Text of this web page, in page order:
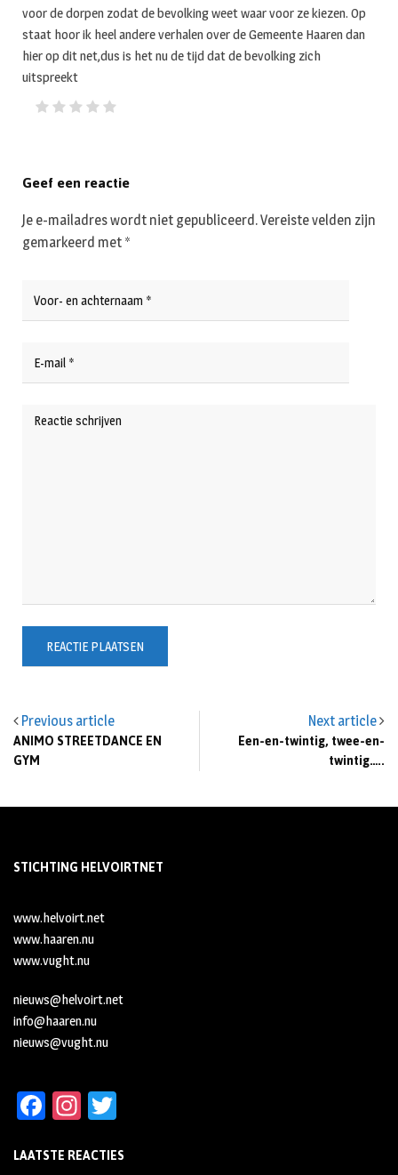
Previous article
ANIMO STREETDANCE EN
GYM
Next article
Een-en-twintig, twee-en-
twintig…..
voor de dorpen zodat de bevolking weet waar voor ze kiezen. Op
staat hoor ik heel andere verhalen over de Gemeente Haaren dan
hier op dit net,dus is het nu de tijd dat de bevolking zich
uitspreekt
Geef een reactie
Je e-mailadres wordt niet gepubliceerd.Vereiste velden zijn
gemarkeerd met *
STICHTING HELVOIRTNET
www.helvoirt.net
www.haaren.nu
www.vught.nu
nieuws@helvoirt.net
info@haaren.nu
nieuws@vught.nu
Fa
b
In
ag tt
LAATSTE REACTIES